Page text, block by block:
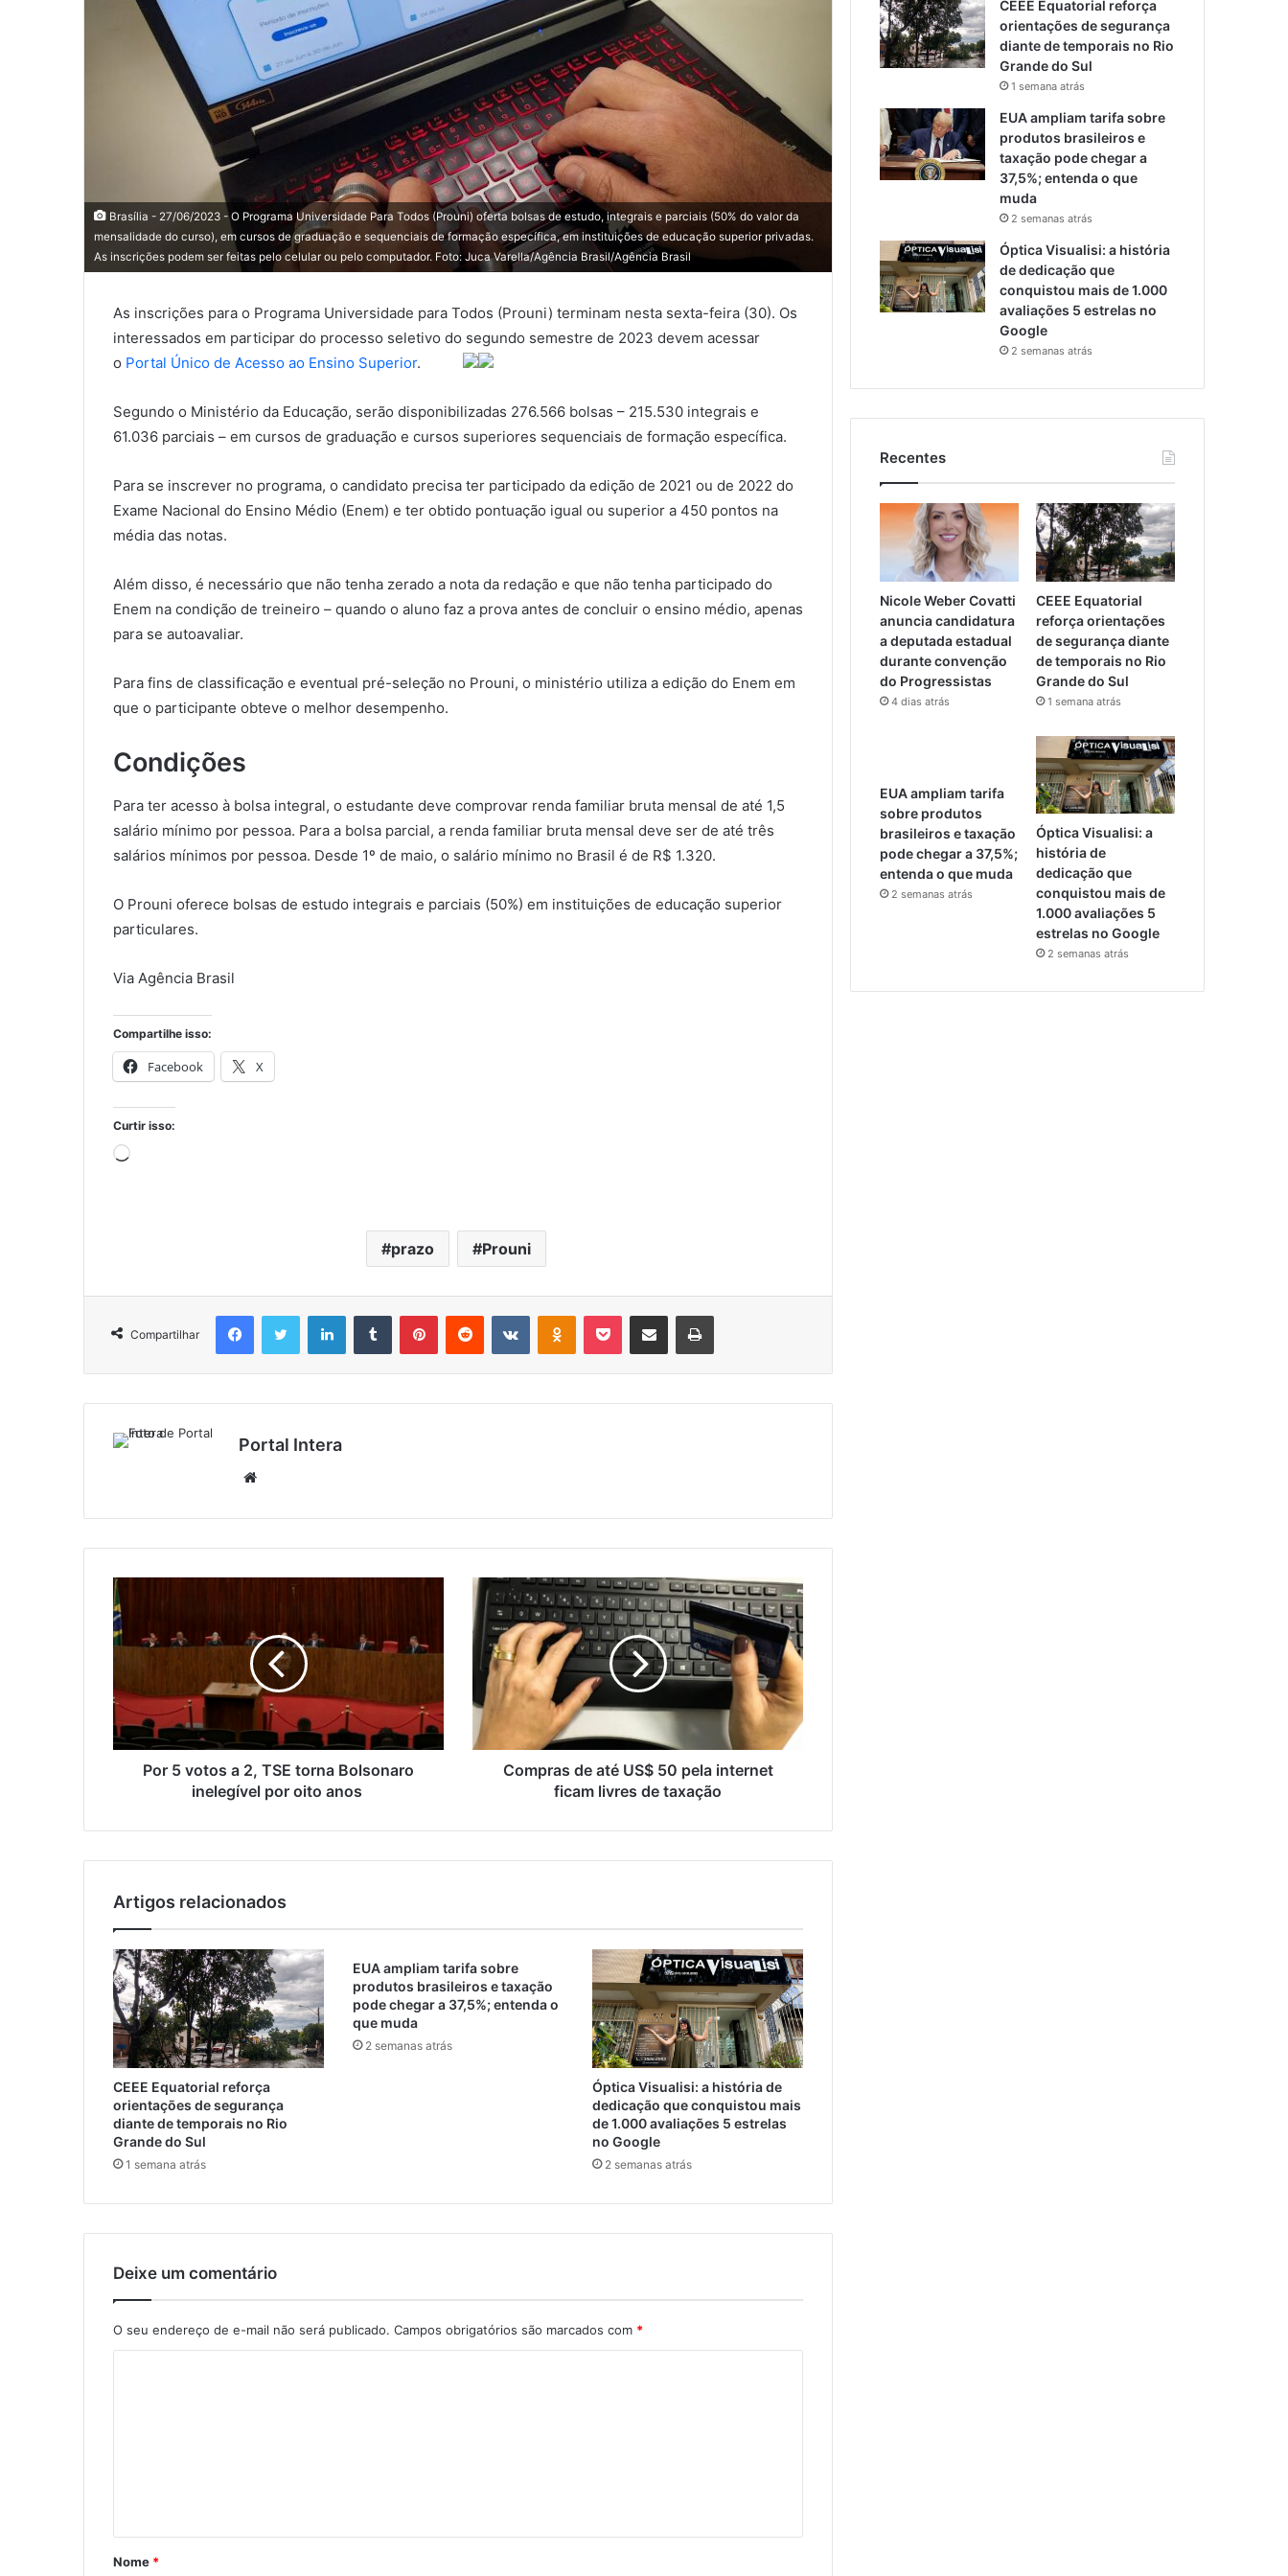
Brasília - 27/06/2023 - O Programa Universidade Para Todos (Prouni) oferta bolsas de estudo, integrais e parciais (50% do valor da
mensalidade do curso), em cursos de graduação e sequenciais de formação específica, em instituições de educação superior privadas.
As inscrições podem ser feitas pelo celular ou pelo computador. Foto: Juca Varella/Agência Brasil/Agência Brasil
As inscrições para o Programa Universidade para Todos (Prouni) terminam nesta sexta-feira (30). Os
interessados em participar do processo seletivo do segundo semestre de 2023 devem acessar
o Portal Único de Acesso ao Ensino Superior.
Segundo o Ministério da Educação, serão disponibilizadas 276.566 bolsas – 215.530 integrais e
61.036 parciais – em cursos de graduação e cursos superiores sequenciais de formação específica.
Para se inscrever no programa, o candidato precisa ter participado da edição de 2021 ou de 2022 do
Exame Nacional do Ensino Médio (Enem) e ter obtido pontuação igual ou superior a 450 pontos na
média das notas.
Além disso, é necessário que não tenha zerado a nota da redação e que não tenha participado do
Enem na condição de treineiro – quando o aluno faz a prova antes de concluir o ensino médio, apenas
para se autoavaliar.
Para fins de classificação e eventual pré-seleção no Prouni, o ministério utiliza a edição do Enem em
que o participante obteve o melhor desempenho.
Condições
Para ter acesso à bolsa integral, o estudante deve comprovar renda familiar bruta mensal de até 1,5
salário mínimo por pessoa. Para a bolsa parcial, a renda familiar bruta mensal deve ser de até três
salários mínimos por pessoa. Desde 1º de maio, o salário mínimo no Brasil é de R$ 1.320.
O Prouni oferece bolsas de estudo integrais e parciais (50%) em instituições de educação superior
particulares.
Via Agência Brasil
Compartilhe isso:
Facebook X
Curtir isso:
Carregando...
prazo Prouni
Compartilhar
FacebookTwitter LinkedinTumblr PinterestReddit VK OK Pocket Compartilhar via e-mail Imprimir
Portal Intera
Por 5 votos a 2, TSE torna Bolsonaro
inelegível por oito anos
Compras de até US$ 50 pela internet
ficam livres de taxação
Artigos relacionados
CEEE Equatorial reforça
orientações de segurança
diante de temporais no Rio
Grande do Sul
1 semana atrás
EUA ampliam tarifa sobre
produtos brasileiros e taxação
pode chegar a 37,5%; entenda o
que muda
2 semanas atrás
Óptica Visualisi: a história de
dedicação que conquistou mais
de 1.000 avaliações 5 estrelas
no Google
2 semanas atrás
Deixe um comentário
O seu endereço de e-mail não será publicado. Campos obrigatórios são marcados com *
á
r
Nome *
CEEE Equatorial reforça
orientações de segurança
diante de temporais no Rio
Grande do Sul
1 semana atrás
EUA ampliam tarifa sobre
produtos brasileiros e
taxação pode chegar a
37,5%; entenda o que
muda
2 semanas atrás
Óptica Visualisi: a história
de dedicação que
conquistou mais de 1.000
avaliações 5 estrelas no
Google
2 semanas atrás
Recentes
Nicole Weber Covatti
anuncia candidatura
a deputada estadual
durante convenção
do Progressistas
4 dias atrás
CEEE Equatorial
reforça orientações
de segurança diante
de temporais no Rio
Grande do Sul
1 semana atrás
EUA ampliam tarifa
sobre produtos
brasileiros e taxação
pode chegar a 37,5%;
entenda o que muda
2 semanas atrás
Óptica Visualisi: a
história de
dedicação que
conquistou mais de
1.000 avaliações 5
estrelas no Google
2 semanas atrás